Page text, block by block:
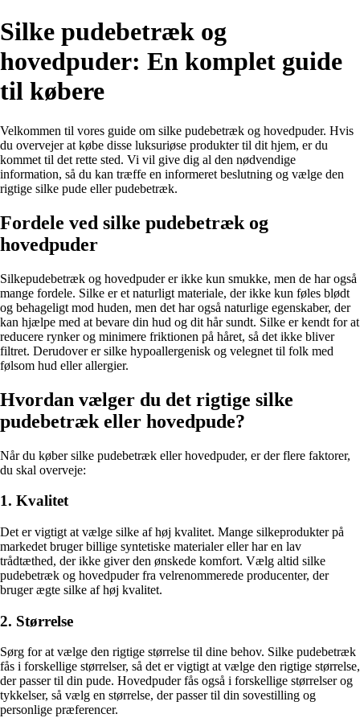
Silke pudebetræk og
hovedpuder: En komplet guide
til købere
Velkommen til vores guide om silke pudebetræk og hovedpuder. Hvis
du overvejer at købe disse luksuriøse produkter til dit hjem, er du
kommet til det rette sted. Vi vil give dig al den nødvendige
information, så du kan træffe en informeret beslutning og vælge den
rigtige silke pude eller pudebetræk.
Fordele ved silke pudebetræk og
hovedpuder
Silkepudebetræk og hovedpuder er ikke kun smukke, men de har også
mange fordele. Silke er et naturligt materiale, der ikke kun føles blødt
og behageligt mod huden, men det har også naturlige egenskaber, der
kan hjælpe med at bevare din hud og dit hår sundt. Silke er kendt for at
reducere rynker og minimere friktionen på håret, så det ikke bliver
filtret. Derudover er silke hypoallergenisk og velegnet til folk med
følsom hud eller allergier.
Hvordan vælger du det rigtige silke
pudebetræk eller hovedpude?
Når du køber silke pudebetræk eller hovedpuder, er der flere faktorer,
du skal overveje:
1. Kvalitet
Det er vigtigt at vælge silke af høj kvalitet. Mange silkeprodukter på
markedet bruger billige syntetiske materialer eller har en lav
trådtæthed, der ikke giver den ønskede komfort. Vælg altid silke
pudebetræk og hovedpuder fra velrenommerede producenter, der
bruger ægte silke af høj kvalitet.
2. Størrelse
Sørg for at vælge den rigtige størrelse til dine behov. Silke pudebetræk
fås i forskellige størrelser, så det er vigtigt at vælge den rigtige størrelse,
der passer til din pude. Hovedpuder fås også i forskellige størrelser og
tykkelser, så vælg en størrelse, der passer til din sovestilling og
personlige præferencer.